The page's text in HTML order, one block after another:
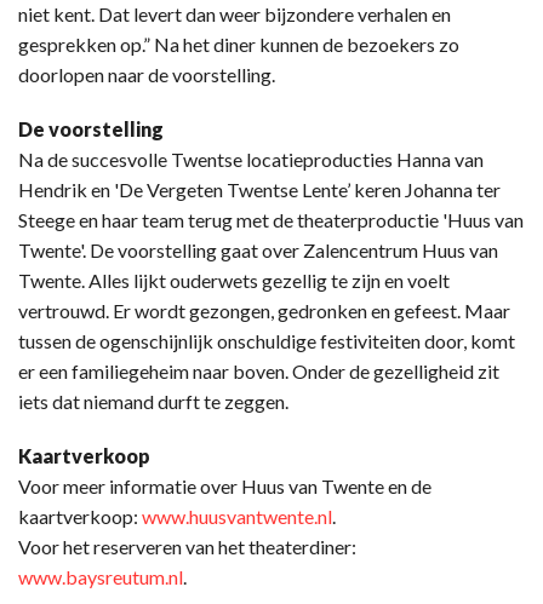
niet kent. Dat levert dan weer bijzondere verhalen en
gesprekken op.” Na het diner kunnen de bezoekers zo
doorlopen naar de voorstelling.
De voorstelling
Na de succesvolle Twentse locatieproducties Hanna van
Hendrik en 'De Vergeten Twentse Lente’ keren Johanna ter
Steege en haar team terug met de theaterproductie 'Huus van
Twente'. De voorstelling gaat over Zalencentrum Huus van
Twente. Alles lijkt ouderwets gezellig te zijn en voelt
vertrouwd. Er wordt gezongen, gedronken en gefeest. Maar
tussen de ogenschijnlijk onschuldige festiviteiten door, komt
er een familiegeheim naar boven. Onder de gezelligheid zit
iets dat niemand durft te zeggen.
Kaartverkoop
Voor meer informatie over Huus van Twente en de
kaartverkoop: www.huusvantwente.nl
Voor het reserveren van het theaterdiner:
www.baysreutum.nl